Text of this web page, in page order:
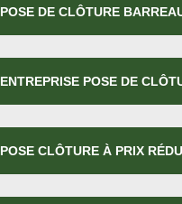
POSE DE CLÔTURE
ENTREPRISE POSE DE
POSE CLÔTURE À PRIX